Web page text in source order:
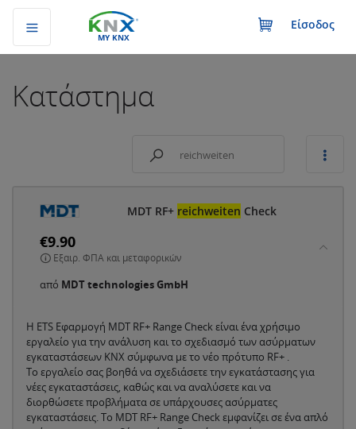
MY KNX
Είσοδος
Κατάστημα
MDT RF+ reichweiten Check
€9.90
Εξαιρ. ΦΠΑ και μεταφορικών
από MDT technologies GmbH
Η ETS Εφαρμογή MDT RF+ Range Check είναι ένα χρήσιμο
εργαλείο για την ανάλυση και το σχεδιασμό των ασύρματων
εγκαταστάσεων KNX σύμφωνα με το νέο πρότυπο RF+ .
Το εργαλείο σας βοηθά να σχεδιάσετε την εγκατάστασης για
νέες εγκαταστάσεις, καθώς και να αναλύσετε και να
διορθώσετε προβλήματα σε υπάρχουσες ασύρματες
εγκαταστάσεις. Το MDT RF+ Range Check εμφανίζει σε ένα απλό